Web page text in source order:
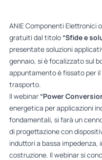
ANIE Componenti Elettronici
gratuiti dal titolo “Sfide e
presentate soluzioni
gennaio, si è focalizzato sul
appuntamento è fissato per il
trasporto.
Il webinar “Power
energetica per applicazioni
fondamentali, si farà un
di progettazione con
induttori a bassa
costruzione. Il webinar si